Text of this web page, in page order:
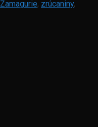
Zamagurie, zrúcaniny,